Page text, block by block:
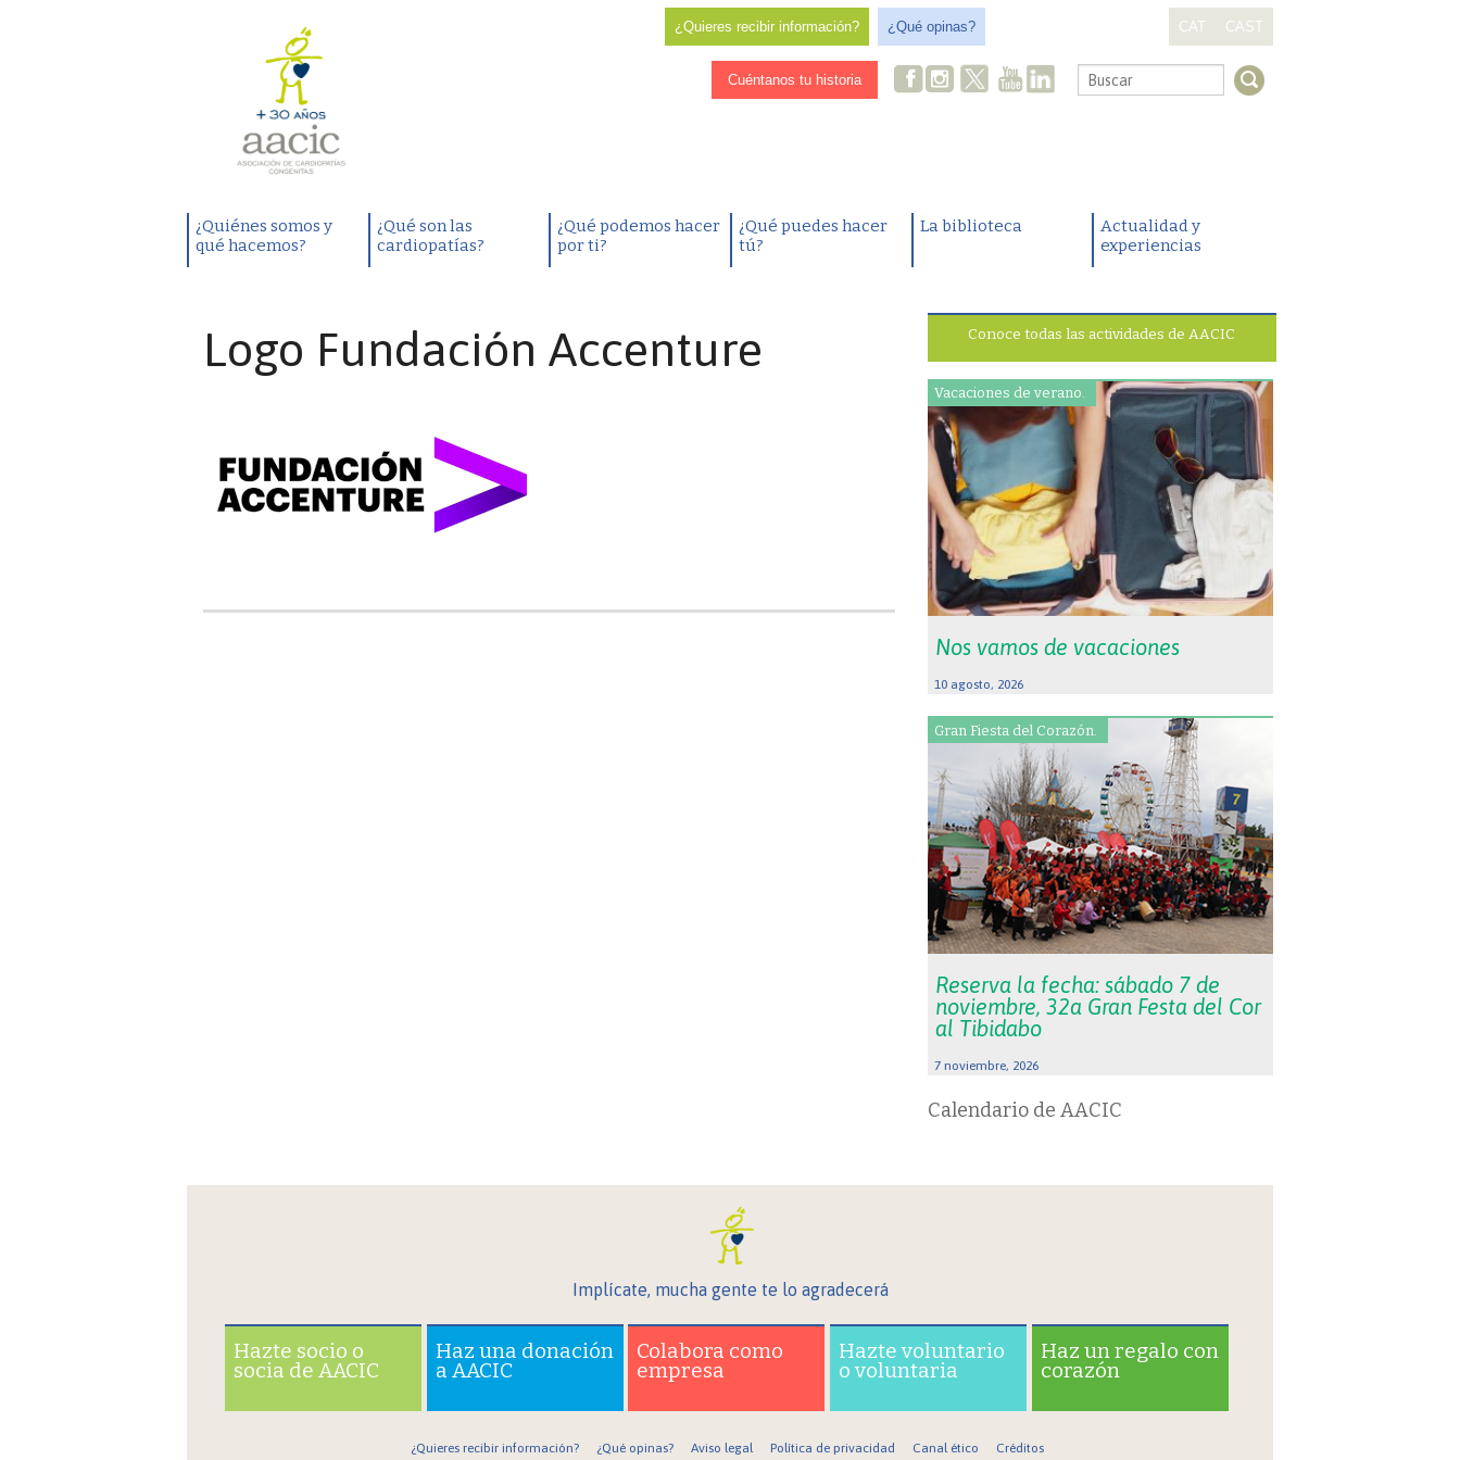
¿Quieres recibir información? ¿Qué opinas? CAT CAST
Cuéntanos tu historia .
¿Quiénes somos y
qué hacemos?
¿Qué son las
cardiopatías?
¿Qué podemos hacer
por ti?
¿Qué puedes hacer
tú?
La biblioteca
Actualidad y
experiencias
Logo Fundación Accenture Conoce todas las actividades de AACIC
Vacaciones de verano.
Nos vamos de vacaciones
10 agosto, 2026
Gran Fiesta del Corazón.
Reserva la fecha: sábado 7 de
noviembre, 32a Gran Festa del Cor
al Tibidabo
7 noviembre, 2026
Calendario de AACIC
Implícate, mucha gente te lo agradecerá
Hazte socio o
socia de AACIC
Haz una donación
a AACIC
Colabora como
empresa
Hazte voluntario
o voluntaria
Haz un regalo con
corazón
¿Quieres recibir información? ¿Qué opinas? Aviso legal Política de privacidad Canal ético Créditos